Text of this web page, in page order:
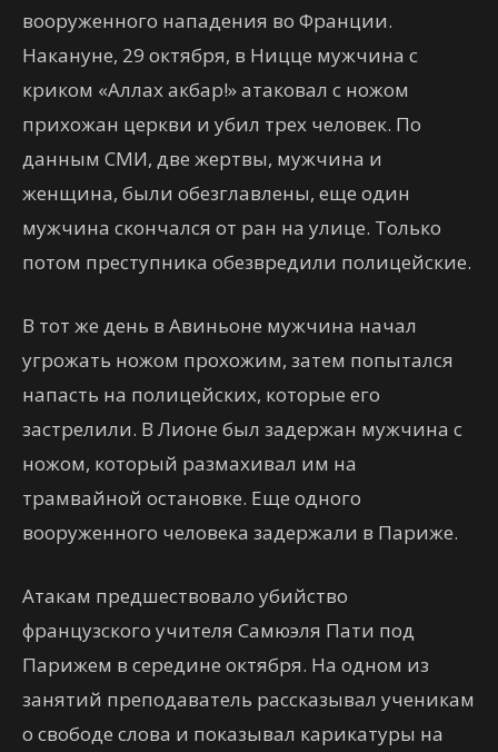
вооруженного нападения во Франции.
Накануне, 29 октября, в Ницце мужчина с
криком «Аллах акбар!» атаковал с ножом
прихожан церкви и убил трех человек. По
данным СМИ, две жертвы, мужчина и
женщина, были обезглавлены, еще один
мужчина скончался от ран на улице. Только
потом преступника обезвредили полицейские.
В тот же день в Авиньоне мужчина начал
угрожать ножом прохожим, затем попытался
напасть на полицейских, которые его
застрелили. В Лионе был задержан мужчина с
ножом, который размахивал им на
трамвайной остановке. Еще одного
вооруженного человека задержали в Париже.
Атакам предшествовало убийство
французского учителя Самюэля Пати под
Парижем в середине октября. На одном из
занятий преподаватель рассказывал ученикам
о свободе слова и показывал карикатуры на